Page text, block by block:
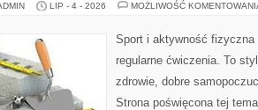
LIP - 4 - 2026 MOŻLIWOŚĆ
Sport i aktywność
regularne ćwiczenia. To
zdrowie, dobre
Strona poświęcona tej